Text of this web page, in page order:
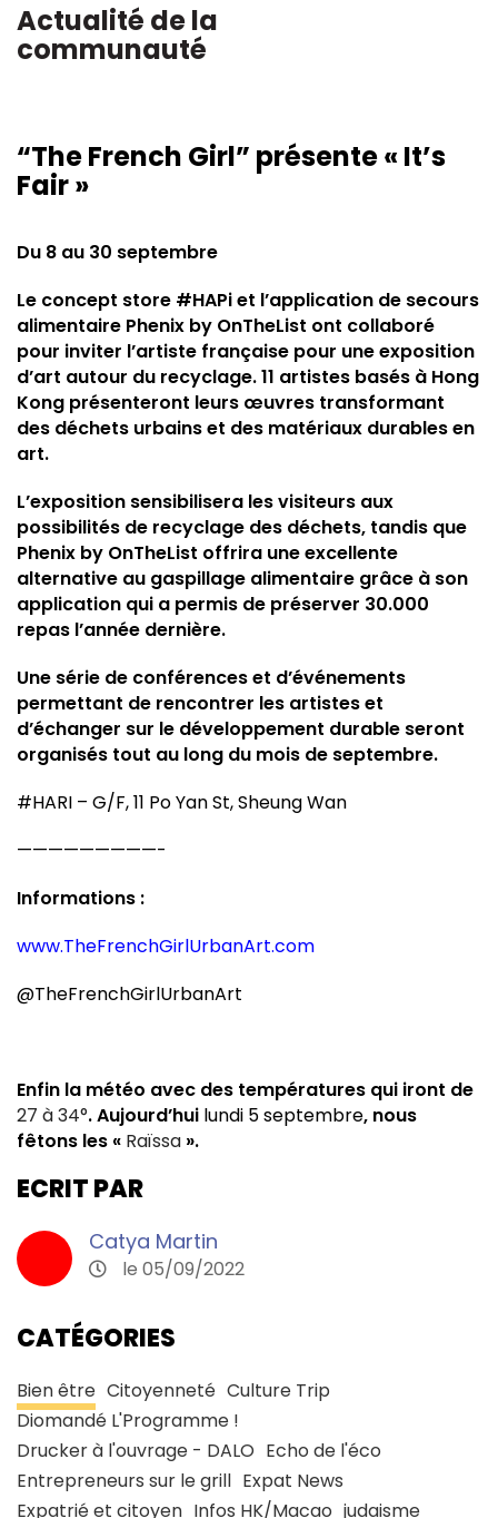
Actualité de la
communauté
“The French Girl” présente « It’s
Fair »
Du 8 au 30 septembre
Le concept store #HAPi et l’application de secours
alimentaire Phenix by OnTheList ont collaboré
pour inviter l’artiste française pour une exposition
d’art autour du recyclage. 11 artistes basés à Hong
Kong présenteront leurs œuvres transformant
des déchets urbains et des matériaux durables en
art.
L’exposition sensibilisera les visiteurs aux
possibilités de recyclage des déchets, tandis que
Phenix by OnTheList offrira une excellente
alternative au gaspillage alimentaire grâce à son
application qui a permis de préserver 30.000
repas l’année dernière.
Une série de conférences et d’événements
permettant de rencontrer les artistes et
d’échanger sur le développement durable seront
organisés tout au long du mois de septembre.
#HARI – G/F, 11 Po Yan St, Sheung Wan
—————————-
Informations :
www.TheFrenchGirlUrbanArt.com
@TheFrenchGirlUrbanArt
Enfin la météo avec des températures qui iront de
27 à 34°. Aujourd’hui lundi 5 septembre, nous
fêtons les « Raïssa ».
ECRIT PAR
Catya Martin
le 05/09/2022
CATÉGORIES
Bien être Citoyenneté Culture Trip
Diomandé L'Programme !
Drucker à l'ouvrage - DALO Echo de l'éco
Entrepreneurs sur le grill Expat News
Expatrié et citoyen Infos HK/Macao judaisme